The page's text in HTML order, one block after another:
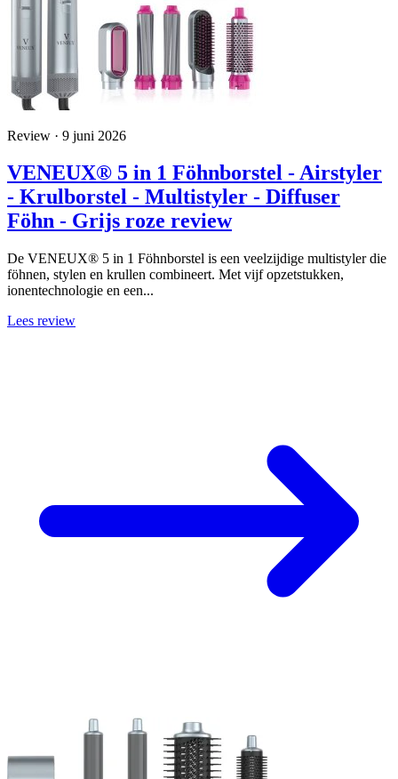
Review · 9 juni 2026
VENEUX® 5 in 1 Föhnborstel - Airstyler
- Krulborstel - Multistyler - Diffuser
Föhn - Grijs roze review
De VENEUX® 5 in 1 Föhnborstel is een veelzijdige multistyler die
föhnen, stylen en krullen combineert. Met vijf opzetstukken,
ionentechnologie en een...
Lees review